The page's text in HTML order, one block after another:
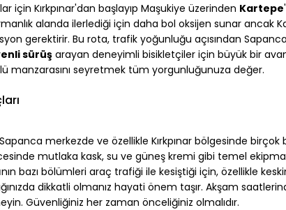
için Kırkpınar'dan başlayıp Maşukiye üzerinden Kartepe
alanda ilerlediği için daha bol oksijen sunar ancak
gerektirir. Bu rota, trafik yoğunluğu açısından Sapanca
sürüş arayan deneyimli bisikletçiler için büyük bir
manzarasını seyretmek tüm yorgunluğunuza değer.
merkezde ve özellikle Kırkpınar bölgesinde birçok
mutlaka kask, su ve güneş kremi gibi temel
nın bazı bölümleri araç trafiği ile kesiştiği için, özellikle
dikkatli olmanız hayati önem taşır. Akşam
Güvenliğiniz her zaman önceliğiniz olmalıdır.